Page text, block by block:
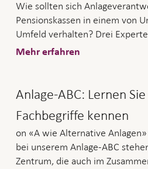
Wie sollten sich
Pensionskassen in einem von
Umfeld verhalten? Drei
Mehr erfahren
Anlage-ABC: Lernen
Fachbegriffe kennen
on «A wie Alternative
bei unserem Anlage-ABC
Zentrum, die auch im